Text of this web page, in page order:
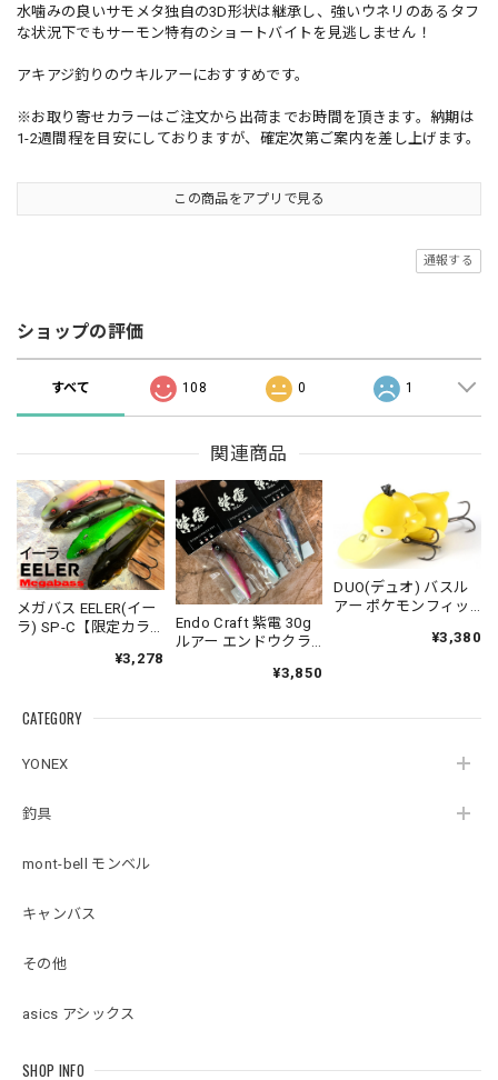
CATEGORY
YONEX
釣具
mont-bell モンベル
キャンバス
その他
asics アシックス
SHOP INFO
水噛みの良いサモメタ独自の3D形状は継承し、強いウネリのあるタフ
な状況下でもサーモン特有のショートバイトを見逃しません！
アキアジ釣りのウキルアーにおすすめです。
※お取り寄せカラーはご注文から出荷までお時間を頂きます。納期は
1-2週間程を目安にしておりますが、確定次第ご案内を差し上げます。
この商品をアプリで見る
通報する
ショップの評価
すべて 108 0 1
関連商品
メガバス EELER(イー
ラ) SP-C【限定カラ
トクローラーベイト
¥3,278
Endo Craft 紫電 30g
ルアー エンドウクラ
¥3,850
DUO(デュオ) バスル
アー ポケモンフィッ
¥3,380